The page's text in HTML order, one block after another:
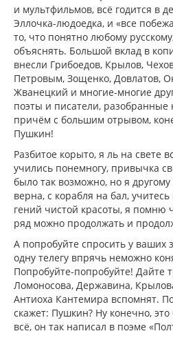
и мультфильмов, всё годится в
Эллочка-людоедка, и «все
то, что понятно любому
объяснять. Большой вклад в
внесли Грибоедов, Крылов,
Петровым, Зощенко, Довлатов,
Жванецкий и многие-многие
поэты и писатели,
причём с большим отрывом,
Пушкин!
Разбитое корыто, я ль на свете
учились понемногу, привычка
было так возможно, но я
верна, с корабля на бал,
гений чистой красоты, я помню
ряд можно продолжать и
А попробуйте спросить у ваших
одну телегу впрячь неможно
Попробуйте-попробуйте! Дайте
Ломоносова, Державина,
Антиоха Кантемира вспомнят.
скажет: Пушкин? Ну конечно,
всё, он так написал в поэме